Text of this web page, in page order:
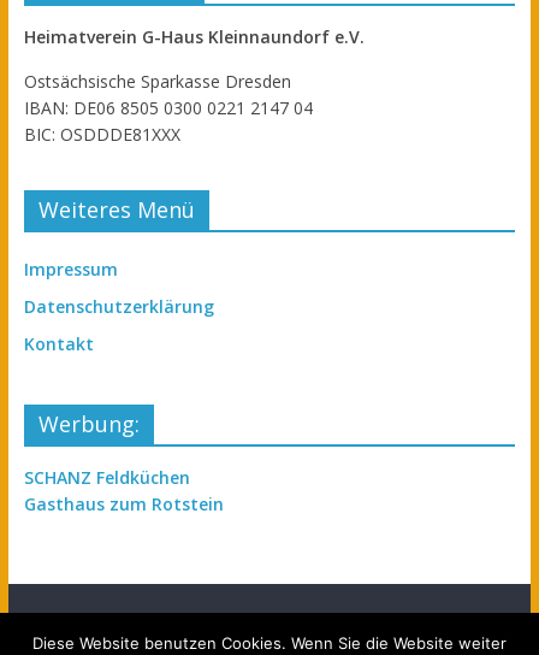
Heimatverein G-Haus Kleinnaundorf e.V.
Ostsächsische Sparkasse Dresden
IBAN: DE06 8505 0300 0221 2147 04
BIC: OSDDDE81XXX
Weiteres Menü
Impressum
Datenschutzerklärung
Kontakt
Werbung:
SCHANZ Feldküchen
Gasthaus zum Rotstein
Diese Website benutzen Cookies. Wenn Sie die Website weiter